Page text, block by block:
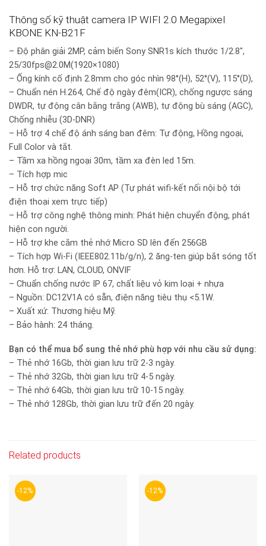
Thông số kỹ thuật camera IP WIFI 2.0 Megapixel
KBONE KN-B21F
– Độ phân giải 2MP, cảm biến Sony SNR1s kích thước 1/2.8″,
25/30fps@2.0M(1920×1080)
– Ống kính cố định 2.8mm cho góc nhìn 98°(H), 52°(V), 115°(D),
– Chuẩn nén H.264, Chế độ ngày đêm(ICR), chống ngược sáng
DWDR, tự động cân bằng trắng (AWB), tự động bù sáng (AGC),
Chống nhiễu (3D-DNR)
– Hỗ trợ 4 chế độ ánh sáng ban đêm: Tự động, Hồng ngoại,
Full Color và tắt.
– Tầm xa hồng ngoại 30m, tầm xa đèn led 15m.
– Tích hợp mic
– Hỗ trợ chức năng Soft AP (Tự phát wifi-kết nối nội bộ tới
điện thoại xem trực tiếp)
– Hỗ trợ công nghệ thông minh: Phát hiện chuyển động, phát
hiện con người.
– Hỗ trợ khe cắm thẻ nhớ Micro SD lên đến 256GB
– Tích hợp Wi-Fi (IEEE802.11b/g/n), 2 ăng-ten giúp bắt sóng tốt
hơn. Hỗ trợ: LAN, CLOUD, ONVIF
– Chuẩn chống nước IP 67, chất liệu vỏ kim loại + nhựa
– Nguồn: DC12V1A có sẵn, điện năng tiêu thụ <5.1W.
– Xuất xứ: Thương hiệu Mỹ.
– Bảo hành: 24 tháng.
Bạn có thể mua bổ sung thẻ nhớ phù hợp với nhu cầu sử dụng:
– Thẻ nhớ 16Gb, thời gian lưu trữ 2-3 ngày.
– Thẻ nhớ 32Gb, thời gian lưu trữ 4-5 ngày.
– Thẻ nhớ 64Gb, thời gian lưu trữ 10-15 ngày.
– Thẻ nhớ 128Gb, thời gian lưu trữ đến 20 ngày.
Related products
-12% -12%